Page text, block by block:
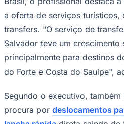
Goiás
11 milhões de passageiros.
Felipe Oliveira Pedreira, CEO
agência de turismo receptivo
que a valorização de destinos
apontada como uma tendência
divulgação mais alinhada com